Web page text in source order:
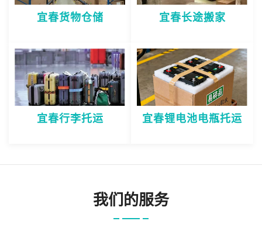
宜春货物仓储 宜春长途搬家
宜春行李托运 宜春锂电池电瓶托运
我们的服务